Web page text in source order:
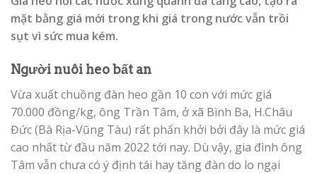
mặt bằng giá mới trong khi giá trong nước vẫn trồi
sụt vì sức mua kém.
Người nuôi heo bất an
Vừa xuất chuồng đàn heo gần 10 con với mức giá
70.000 đồng/kg, ông Trần Tâm, ở xã Bình Ba, H.Châu
Đức (Bà Rịa-Vũng Tàu) rất phấn khởi bởi đây là mức giá
cao nhất từ đầu năm 2022 tới nay. Dù vậy, gia đình ông
Tâm vẫn chưa có ý định tái hay tăng đàn do lo ngại